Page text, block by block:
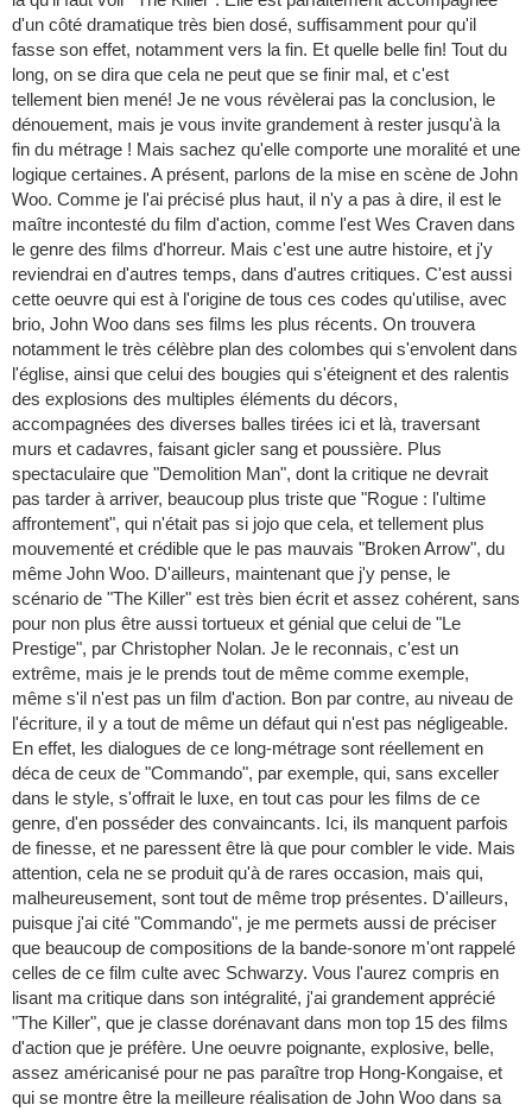
d'un côté dramatique très bien dosé, suffisamment pour qu'il
fasse son effet, notamment vers la fin. Et quelle belle fin! Tout du
long, on se dira que cela ne peut que se finir mal, et c'est
tellement bien mené! Je ne vous révèlerai pas la conclusion, le
dénouement, mais je vous invite grandement à rester jusqu'à la
fin du métrage ! Mais sachez qu'elle comporte une moralité et une
logique certaines. A présent, parlons de la mise en scène de John
Woo. Comme je l'ai précisé plus haut, il n'y a pas à dire, il est le
maître incontesté du film d'action, comme l'est Wes Craven dans
le genre des films d'horreur. Mais c'est une autre histoire, et j'y
reviendrai en d'autres temps, dans d'autres critiques. C'est aussi
cette oeuvre qui est à l'origine de tous ces codes qu'utilise, avec
brio, John Woo dans ses films les plus récents. On trouvera
notamment le très célèbre plan des colombes qui s'envolent dans
l'église, ainsi que celui des bougies qui s'éteignent et des ralentis
des explosions des multiples éléments du décors,
accompagnées des diverses balles tirées ici et là, traversant
murs et cadavres, faisant gicler sang et poussière. Plus
spectaculaire que "Demolition Man", dont la critique ne devrait
pas tarder à arriver, beaucoup plus triste que "Rogue : l'ultime
affrontement", qui n'était pas si jojo que cela, et tellement plus
mouvementé et crédible que le pas mauvais "Broken Arrow", du
même John Woo. D'ailleurs, maintenant que j'y pense, le
scénario de "The Killer" est très bien écrit et assez cohérent, sans
pour non plus être aussi tortueux et génial que celui de "Le
Prestige", par Christopher Nolan. Je le reconnais, c'est un
extrême, mais je le prends tout de même comme exemple,
même s'il n'est pas un film d'action. Bon par contre, au niveau de
l'écriture, il y a tout de même un défaut qui n'est pas négligeable.
En effet, les dialogues de ce long-métrage sont réellement en
déca de ceux de "Commando", par exemple, qui, sans exceller
dans le style, s'offrait le luxe, en tout cas pour les films de ce
genre, d'en posséder des convaincants. Ici, ils manquent parfois
de finesse, et ne paressent être là que pour combler le vide. Mais
attention, cela ne se produit qu'à de rares occasion, mais qui,
malheureusement, sont tout de même trop présentes. D'ailleurs,
puisque j'ai cité "Commando", je me permets aussi de préciser
que beaucoup de compositions de la bande-sonore m'ont rappelé
celles de ce film culte avec Schwarzy. Vous l'aurez compris en
lisant ma critique dans son intégralité, j'ai grandement apprécié
"The Killer", que je classe dorénavant dans mon top 15 des films
d'action que je préfère. Une oeuvre poignante, explosive, belle,
assez américanisé pour ne pas paraître trop Hong-Kongaise, et
qui se montre être la meilleure réalisation de John Woo dans sa